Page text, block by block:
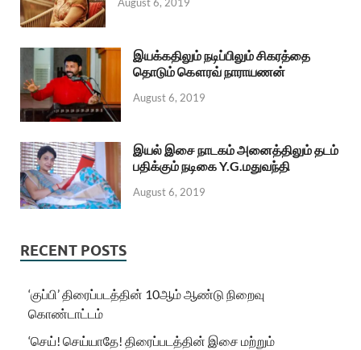
இயக்கதிலும் நடிப்பிலும் சிகரத்தை
தொடும் கௌரவ் நாராயணன்
August 6, 2019
இயல் இசை நாடகம் அனைத்திலும் தடம்
பதிக்கும் நடிகை Y.G.மதுவந்தி
August 6, 2019
RECENT POSTS
‘குப்பி’ திரைப்படத்தின் 10ஆம் ஆண்டு நிறைவு
கொண்டாட்டம்
‘செய்! செய்யாதே! திரைப்படத்தின் இசை மற்றும்